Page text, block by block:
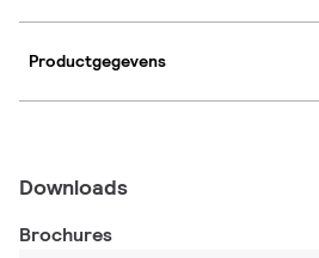
Productgegevens
Downloads
Brochures